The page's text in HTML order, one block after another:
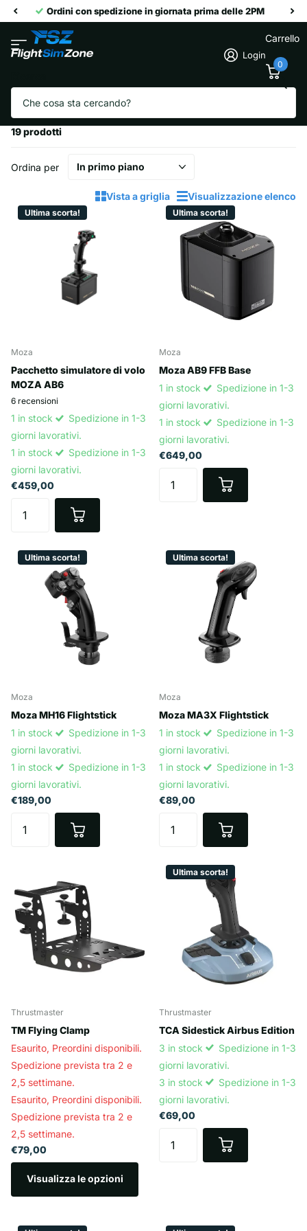
Ordini con spedizione in giornata prima delle 2PM
Login
Carrello
0
Joystick per simulatori di volo
19 prodotti
Vista a griglia Visualizzazione elenco
Ordina per
Ultima scorta!
Moza
Pacchetto simulatore di volo
MOZA AB6
6 recensioni
1 in stock
Spedizione in 1-3
giorni lavorativi.
1 in stock
Spedizione in 1-3
giorni lavorativi.
€459,00
Ultima scorta!
Moza
Moza AB9 FFB Base
1 in stock
Spedizione in 1-3
giorni lavorativi.
1 in stock
Spedizione in 1-3
giorni lavorativi.
€649,00
Ultima scorta!
Moza
Moza MH16 Flightstick
1 in stock
Spedizione in 1-3
giorni lavorativi.
1 in stock
Spedizione in 1-3
giorni lavorativi.
€189,00
Ultima scorta!
Moza
Moza MA3X Flightstick
1 in stock
Spedizione in 1-3
giorni lavorativi.
1 in stock
Spedizione in 1-3
giorni lavorativi.
€89,00
Thrustmaster
TM Flying Clamp
Esaurito, Preordini disponibili.
Spedizione prevista tra 2 e
2,5 settimane.
Esaurito, Preordini disponibili.
Spedizione prevista tra 2 e
2,5 settimane.
€79,00
Visualizza le opzioni
Ultima scorta!
Thrustmaster
TCA Sidestick Airbus Edition
3 in stock
Spedizione in 1-3
giorni lavorativi.
3 in stock
Spedizione in 1-3
giorni lavorativi.
€69,00